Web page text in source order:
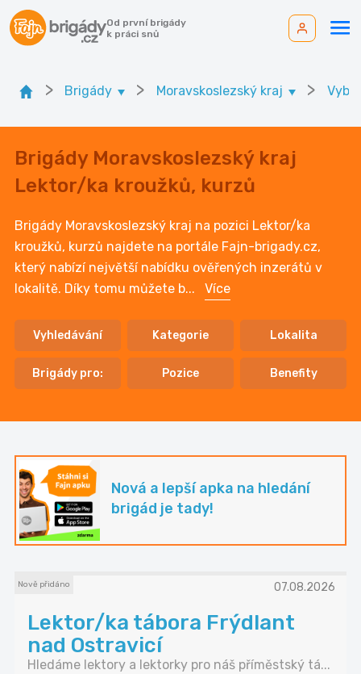
Od první brigády
k práci snů
> Brigády > Moravskoslezský kraj >
Brigády Moravskoslezský kraj
Lektor/ka kroužků, kurzů
Brigády Moravskoslezský kraj na pozici Lektor/ka
kroužků, kurzů najdete na portále Fajn-brigady.cz,
který nabízí největší nabídku ověřených inzerátů v
lokalitě. Díky tomu můžete b... Více
Vyhledávání Kategorie Lokalita
Brigády pro: Pozice Benefity
Nová a lepší apka na hledání
brigád je tady!
Nově přidáno 07.08.2026
Lektor/ka tábora Frýdlant
nad Ostravicí
Hledáme lektory a lektorky pro náš příměstský tá...